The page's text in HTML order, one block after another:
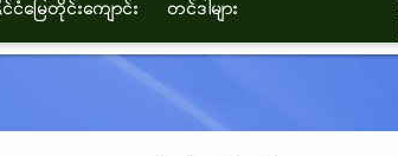
င်ငံမြေတိုင်းကျောင်း တင်ဒါများ